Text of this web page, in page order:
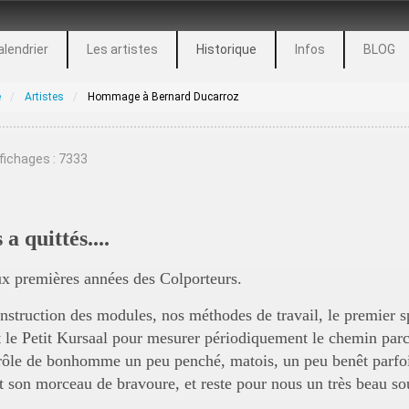
Les artistes Historique Infos BLOG
Artistes Hommage à Bernard Ducarroz
: 7333
quittés....
premières années des Colporteurs.
des modules, nos méthodes de travail, le premier
Petit Kursaal pour mesurer périodiquement le chemin
de bonhomme un peu penché, matois, un peu benêt
morceau de bravoure, et reste pour nous un très beau